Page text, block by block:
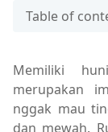
Table of
Memiliki
merupakan
nggak mau
dan mewah.